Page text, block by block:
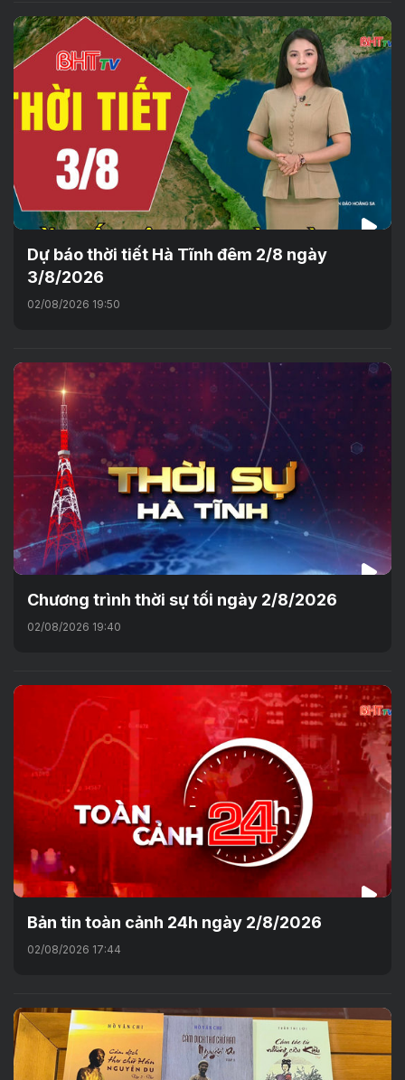
Dự báo thời tiết Hà Tĩnh đêm 2/8 ngày
3/8/2026
02/08/2026 19:50
Chương trình thời sự tối ngày 2/8/2026
02/08/2026 19:40
Bản tin toàn cảnh 24h ngày 2/8/2026
02/08/2026 17:44